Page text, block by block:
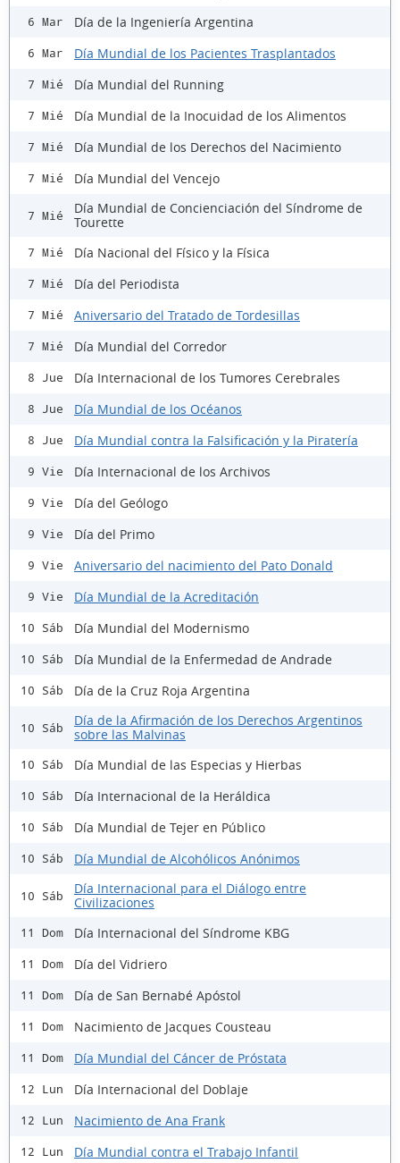
6 Mar Día de la Ingeniería Argentina
6 Mar Día Mundial de los Pacientes Trasplantados
7 Mié Día Mundial del Running
7 Mié Día Mundial de la Inocuidad de los Alimentos
7 Mié Día Mundial de los Derechos del Nacimiento
7 Mié Día Mundial del Vencejo
7 Mié
Día Mundial de Concienciación del Síndrome de
Tourette
7 Mié Día Nacional del Físico y la Física
7 Mié Día del Periodista
7 Mié Aniversario del Tratado de Tordesillas
7 Mié Día Mundial del Corredor
8 Jue Día Internacional de los Tumores Cerebrales
8 Jue Día Mundial de los Océanos
8 Jue Día Mundial contra la Falsificación y la Piratería
9 Vie Día Internacional de los Archivos
9 Vie Día del Geólogo
9 Vie Día del Primo
9 Vie Aniversario del nacimiento del Pato Donald
9 Vie Día Mundial de la Acreditación
10 Sáb Día Mundial del Modernismo
10 Sáb Día Mundial de la Enfermedad de Andrade
10 Sáb Día de la Cruz Roja Argentina
10 Sáb
Día de la Afirmación de los Derechos Argentinos
sobre las Malvinas
10 Sáb Día Mundial de las Especias y Hierbas
10 Sáb Día Internacional de la Heráldica
10 Sáb Día Mundial de Tejer en Público
10 Sáb Día Mundial de Alcohólicos Anónimos
10 Sáb
Día Internacional para el Diálogo entre
Civilizaciones
11 Dom Día Internacional del Síndrome KBG
11 Dom Día del Vidriero
11 Dom Día de San Bernabé Apóstol
11 Dom Nacimiento de Jacques Cousteau
11 Dom Día Mundial del Cáncer de Próstata
12 Lun Día Internacional del Doblaje
12 Lun Nacimiento de Ana Frank
12 Lun Día Mundial contra el Trabajo Infantil